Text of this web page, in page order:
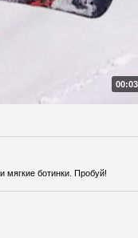
мягкие ботинки. Пробуй!